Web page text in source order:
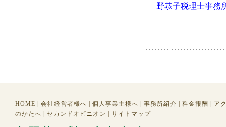
野恭子税理士事務
HOME 会社経営者様へ 個人事業主様へ 事務所紹介 料金報酬
ア
のかたへ
セカンドオピニオン サイトマップ